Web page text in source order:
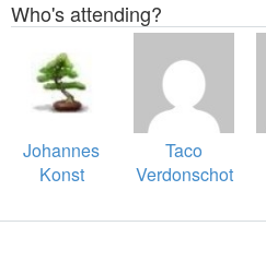
Who's attending?
Johannes
Konst
Taco
Verdonschot